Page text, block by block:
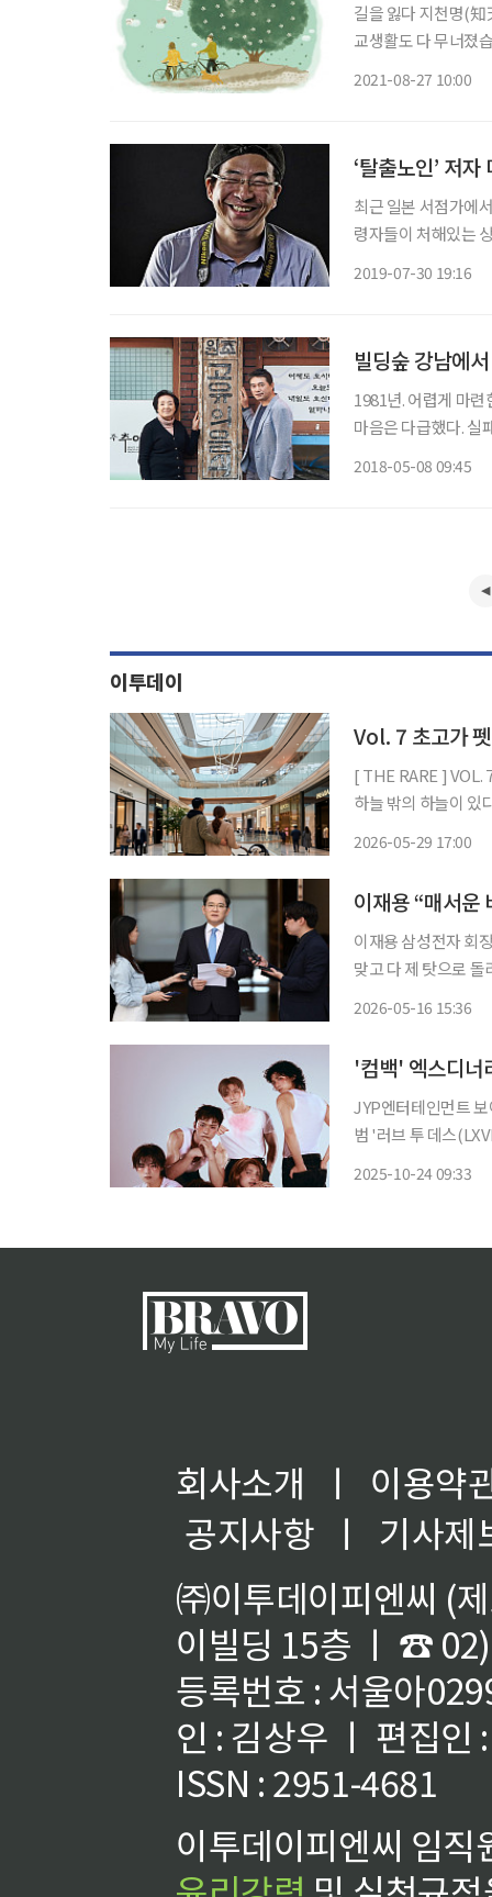
길을 잃다 지천명(知
교생활도 다 무너졌
2021-08-27 10:00
‘탈출노인’ 저
최근 일본 서점가에
령자들이 처해있는
2019-07-30 19:16
빌딩숲 강남에
1981년. 어렵게 마
마음은 다급했다. 실
2018-05-08 09:45
이투데이
[ THE RARE ] VOL. 7 초고가 펫 케어:슈퍼리치들의 반려동물이 사는 세상 "천외천(天
하늘 밖의 하늘이 있다." 부자 중에서도 '슈퍼리치'라 불리는 이들이 있습니다. 우
2026-05-29 17:00
이재용 “매서
이재용 삼성전자 회
맞고 다 제 탓으로 돌리
2026-05-16 15:36
'컴백' 엑스디
JYP엔터테인먼트
범 '러브 투 데스
2025-10-24 09:33
회사소개 ㅣ
이용약
공지사항
ㅣ
기사제
㈜이투데이피엔씨 (
이빌딩 15층 ㅣ ☎
등록번호 : 서울아
인 : 김상우 ㅣ 편집인
ISSN : 2951-4681
이투데이피엔씨 임